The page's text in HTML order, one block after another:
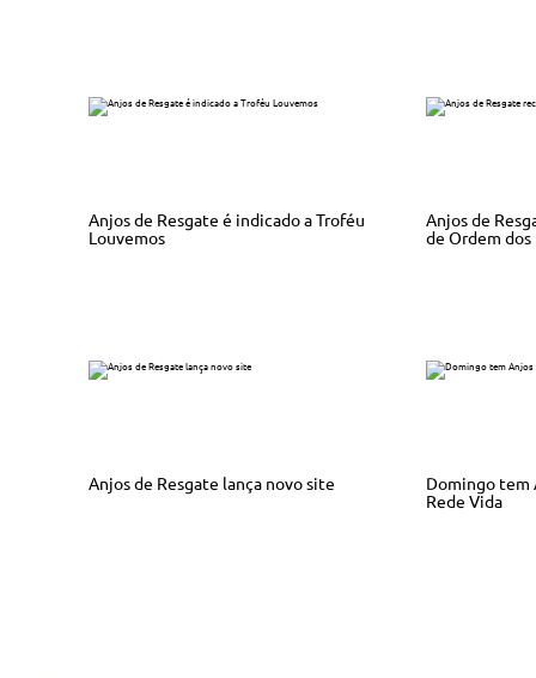
Anjos de Resgate é indicado a Troféu
Louvemos
Anjos de
de Ordem dos
Anjos de Resgate lança novo site
Domingo tem
Rede Vida